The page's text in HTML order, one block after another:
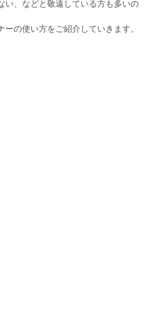
い、などと敬遠している方も多いの
の使い方をご紹介していきます。